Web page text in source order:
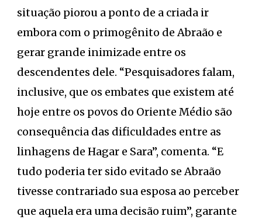
situação piorou a ponto de a criada ir
embora com o primogênito de Abraão e
gerar grande inimizade entre os
descendentes dele. “Pesquisadores falam,
inclusive, que os embates que existem até
hoje entre os povos do Oriente Médio são
consequência das dificuldades entre as
linhagens de Hagar e Sara”, comenta. “E
tudo poderia ter sido evitado se Abraão
tivesse contrariado sua esposa ao perceber
que aquela era uma decisão ruim”, garante